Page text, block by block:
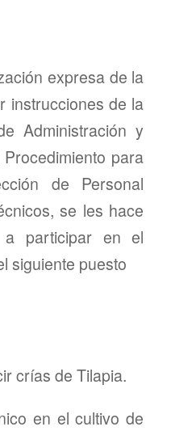
expresa de la
instrucciones de la
Administración y
para
de Personal
se les hace
a participar en el
siguiente puesto
crías de Tilapia.
en el cultivo de